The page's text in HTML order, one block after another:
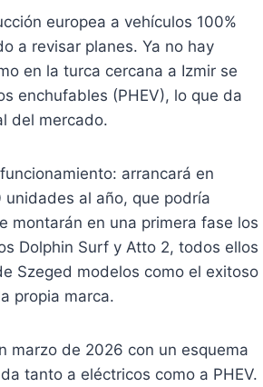
europea a vehículos 100%
a revisar planes. Ya no hay
en la turca cercana a Izmir se
enchufables (PHEV), lo que da
del mercado.
arrancará en
al año, que podría
montarán en una primera fase los
Dolphin Surf y Atto 2, todos ellos
Szeged modelos como el exitoso
propia marca.
marzo de 2026 con un esquema
tanto a eléctricos como a PHEV.